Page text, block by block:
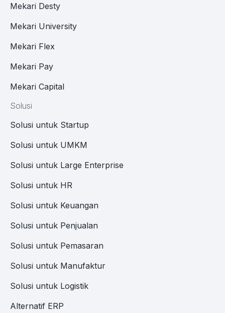
Mekari Desty
Mekari University
Mekari Flex
Mekari Pay
Mekari Capital
Solusi
Solusi untuk Startup
Solusi untuk UMKM
Solusi untuk Large Enterprise
Solusi untuk HR
Solusi untuk Keuangan
Solusi untuk Penjualan
Solusi untuk Pemasaran
Solusi untuk Manufaktur
Solusi untuk Logistik
Alternatif ERP